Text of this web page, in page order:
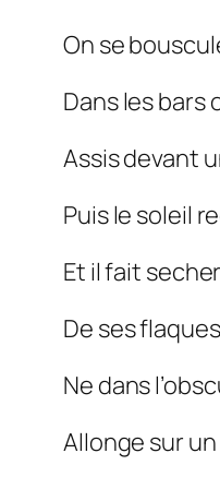
On se
Dans les bars
Assis devant
Puis le soleil
Et il fait
De ses
Ne dans
Allonge sur